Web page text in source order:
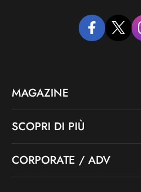
facebooktwitter
MAGAZINE
SCOPRI DI PIÙ
CORPORATE / ADV